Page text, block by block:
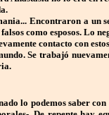
Encontraron a
como esposos. Lo
contacto con
Se trabajó
lo podemos saber